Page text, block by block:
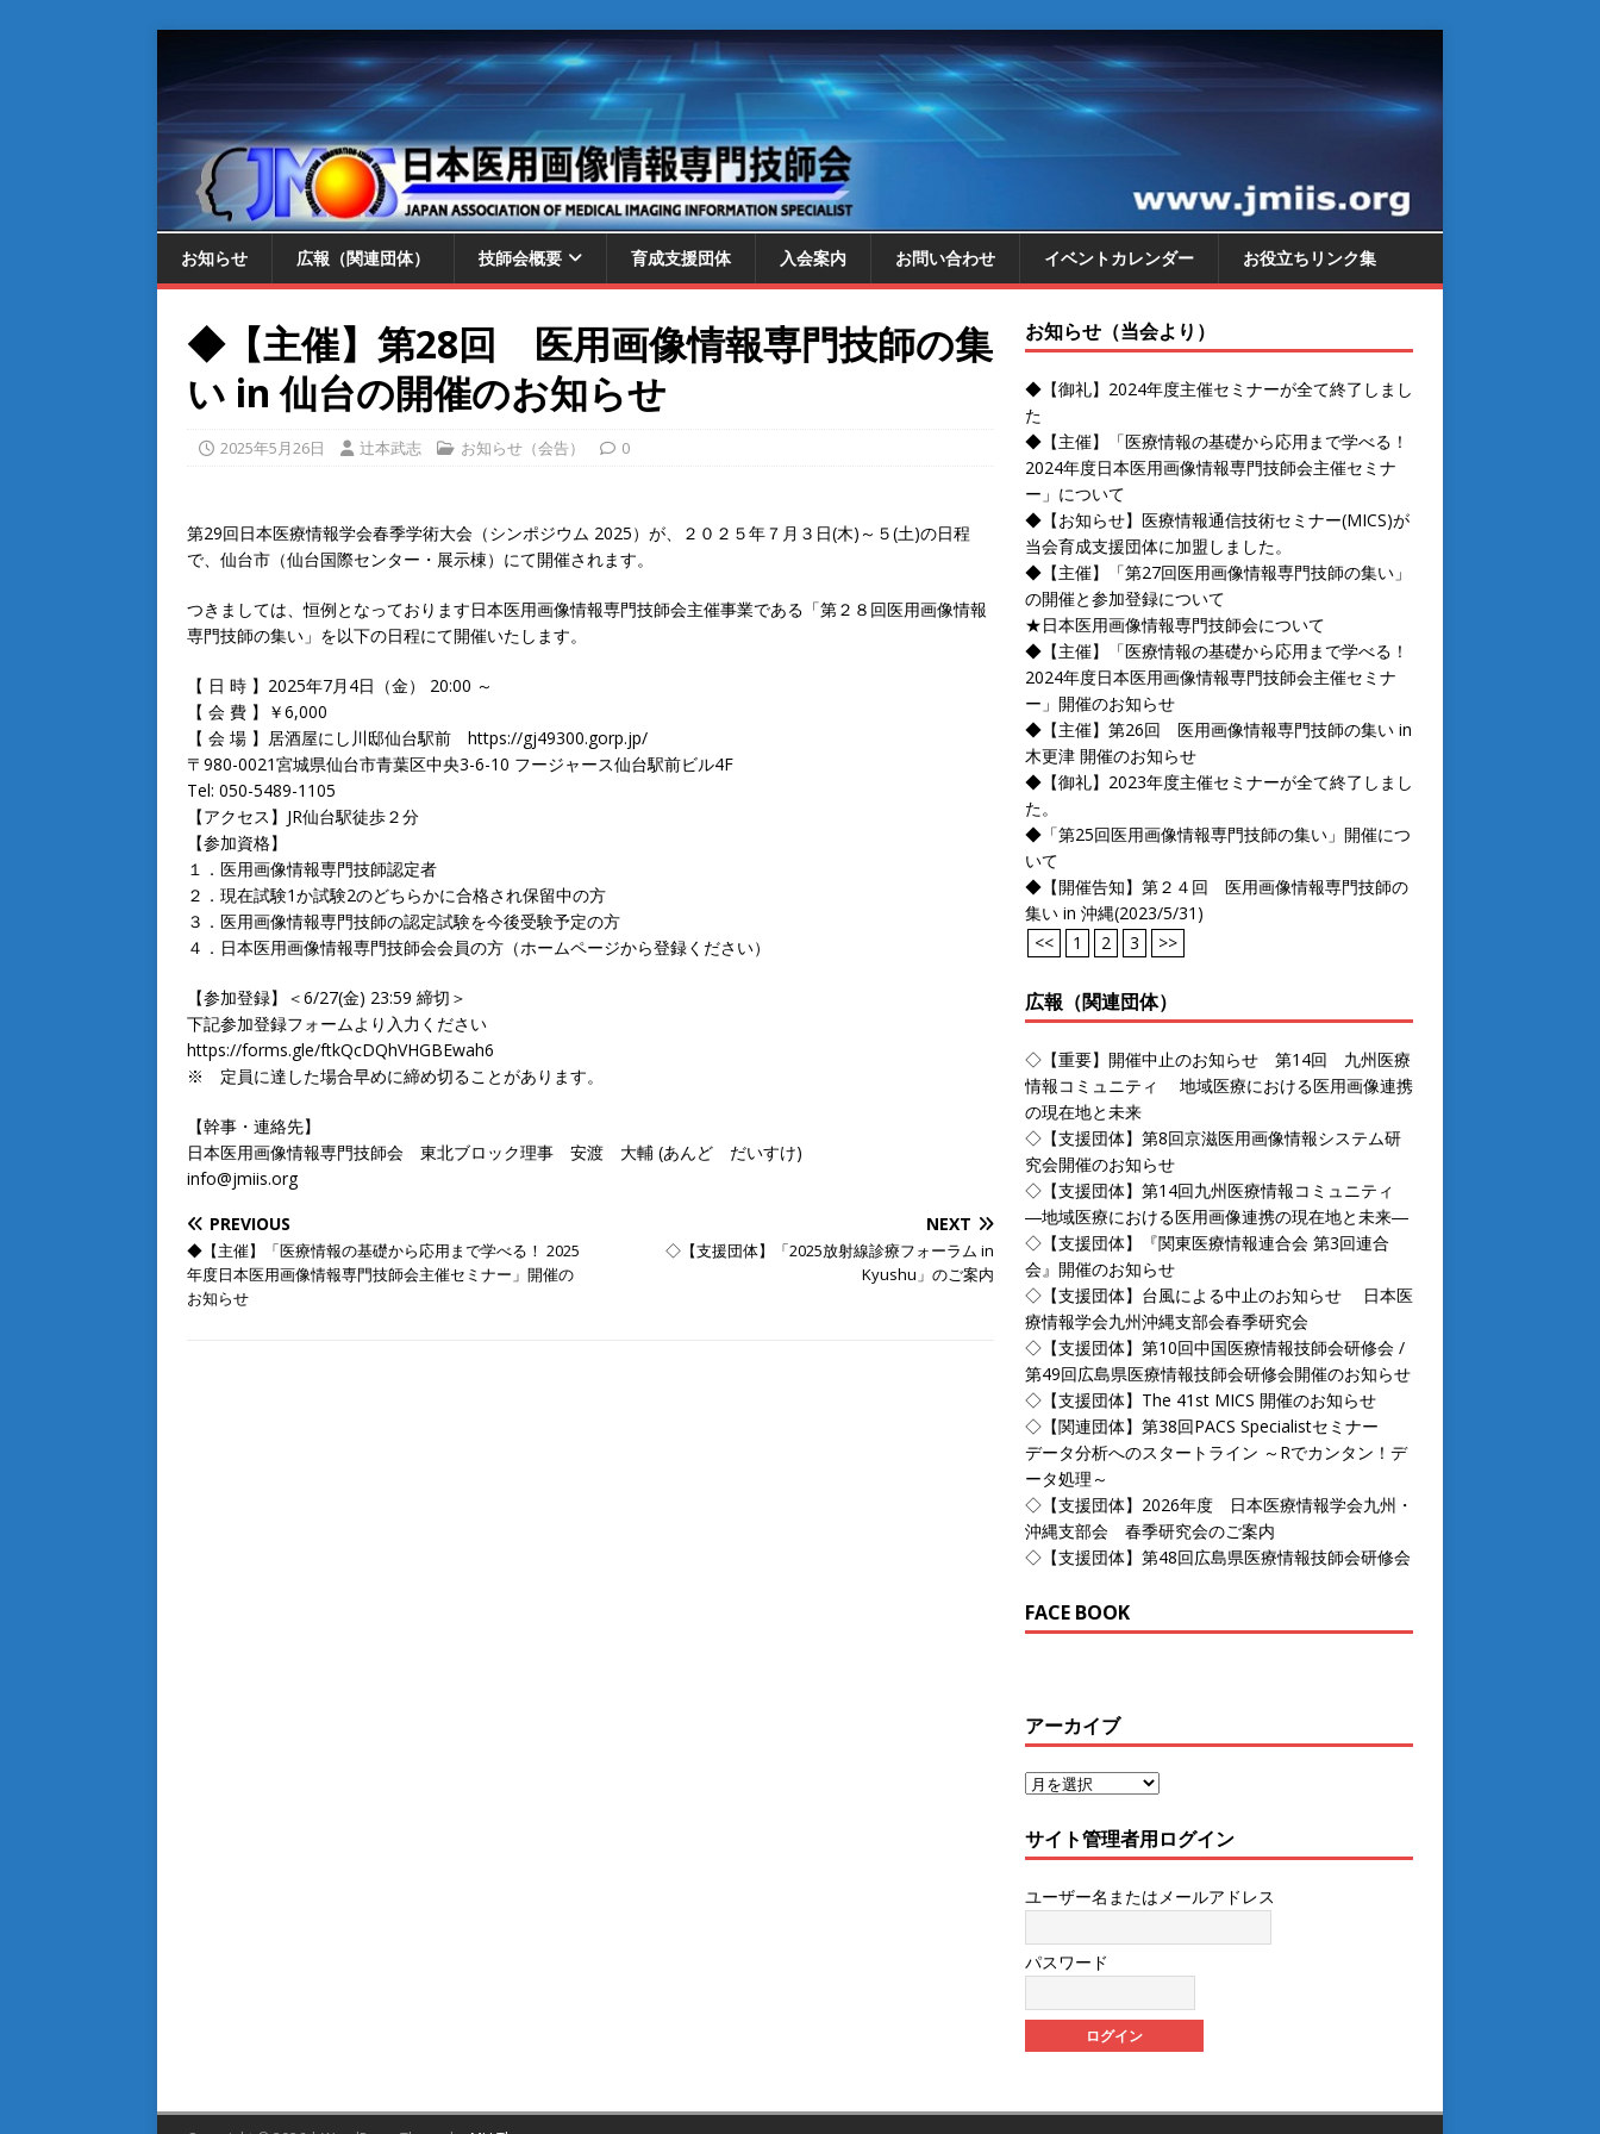
お知らせ 広報（関連団体） 技師会概要 育成支援団体 入会案内 お問い合わせ イベントカレンダー お役立ちリンク集
◆【主催】第28回 医用画像情報専門技師の集
い in 仙台の開催のお知らせ
2025年5月26日 辻本武志 お知らせ（会告） 0
第29回日本医療情報学会春季学術大会（シンポジウム 2025）が、２０２５年７月３日(木)～５(土)の日程
で、仙台市（仙台国際センター・展示棟）にて開催されます。
つきましては、恒例となっております日本医用画像情報専門技師会主催事業である「第２８回医用画像情報
専門技師の集い」を以下の日程にて開催いたします。
【 日 時 】2025年7月4日（金） 20:00 ～
【 会 費 】￥6,000
【 会 場 】居酒屋にし川邸仙台駅前 https://gj49300.gorp.jp/
〒980-0021宮城県仙台市青葉区中央3-6-10 フージャース仙台駅前ビル4F
Tel: 050-5489-1105
【アクセス】JR仙台駅徒歩２分
【参加資格】
１．医用画像情報専門技師認定者
２．現在試験1か試験2のどちらかに合格され保留中の方
３．医用画像情報専門技師の認定試験を今後受験予定の方
４．日本医用画像情報専門技師会会員の方（ホームページから登録ください）
【参加登録】＜6/27(金) 23:59 締切＞
下記参加登録フォームより入力ください
https://forms.gle/ftkQcDQhVHGBEwah6
※ 定員に達した場合早めに締め切ることがあります。
【幹事・連絡先】
日本医用画像情報専門技師会 東北ブロック理事 安渡 大輔 (あんど だいすけ)
info@jmiis.org
PREVIOUS
◆【主催】「医療情報の基礎から応用まで学べる！ 2025
年度日本医用画像情報専門技師会主催セミナー」開催の
お知らせ
NEXT
◇【支援団体】「2025放射線診療フォーラム in
Kyushu」のご案内
お知らせ（当会より）
◆【御礼】2024年度主催セミナーが全て終了しまし
た
◆【主催】「医療情報の基礎から応用まで学べる！
2024年度日本医用画像情報専門技師会主催セミナ
ー」について
◆【お知らせ】医療情報通信技術セミナー(MICS)が
当会育成支援団体に加盟しました。
◆【主催】「第27回医用画像情報専門技師の集い」
の開催と参加登録について
★日本医用画像情報専門技師会について
◆【主催】「医療情報の基礎から応用まで学べる！
2024年度日本医用画像情報専門技師会主催セミナ
ー」開催のお知らせ
◆【主催】第26回 医用画像情報専門技師の集い in
木更津 開催のお知らせ
◆【御礼】2023年度主催セミナーが全て終了しまし
た。
◆「第25回医用画像情報専門技師の集い」開催につ
いて
◆【開催告知】第２４回 医用画像情報専門技師の
集い in 沖縄(2023/5/31)
<<
1 2 3 >>
広報（関連団体）
◇【重要】開催中止のお知らせ 第14回 九州医療
情報コミュニティ 地域医療における医用画像連携
の現在地と未来
◇【支援団体】第8回京滋医用画像情報システム研
究会開催のお知らせ
◇【支援団体】第14回九州医療情報コミュニティ
―地域医療における医用画像連携の現在地と未来―
◇【支援団体】『関東医療情報連合会 第3回連合
会』開催のお知らせ
◇【支援団体】台風による中止のお知らせ 日本医
療情報学会九州沖縄支部会春季研究会
◇【支援団体】第10回中国医療情報技師会研修会 /
第49回広島県医療情報技師会研修会開催のお知らせ
◇【支援団体】The 41st MICS 開催のお知らせ
◇【関連団体】第38回PACS Specialistセミナー
データ分析へのスタートライン ～Rでカンタン！デ
ータ処理～
◇【支援団体】2026年度 日本医療情報学会九州・
沖縄支部会 春季研究会のご案内
◇【支援団体】第48回広島県医療情報技師会研修会
FACE BOOK
アーカイブ
サイト管理者用ログイン
ユーザー名またはメールアドレス
パスワード